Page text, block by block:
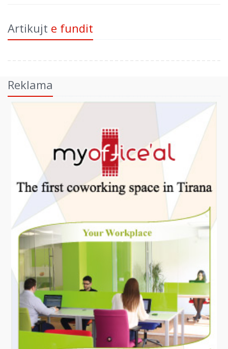
Artikujt e fundit
Reklama